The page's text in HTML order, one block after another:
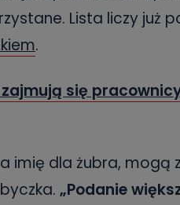
Lista liczy już
.
zajmują się
imię dla żubra, mogą
„Podanie